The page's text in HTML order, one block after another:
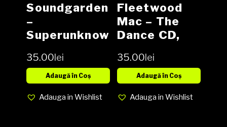
Soundgarden
–
Superunknow
35.00lei
Adaugă în Coș
Adauga in Wishlist
Fleetwood
Mac – The
Dance CD,
35.00lei
Adaugă în Coș
Adauga in Wishlist